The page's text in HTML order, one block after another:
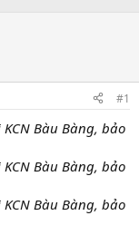
#1
KCN Bàu Bàng, bảo
KCN Bàu Bàng, bảo
KCN Bàu Bàng, bảo